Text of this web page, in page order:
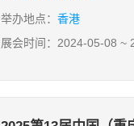
举办地点： 香港
展会时间：2024-05-08 ~